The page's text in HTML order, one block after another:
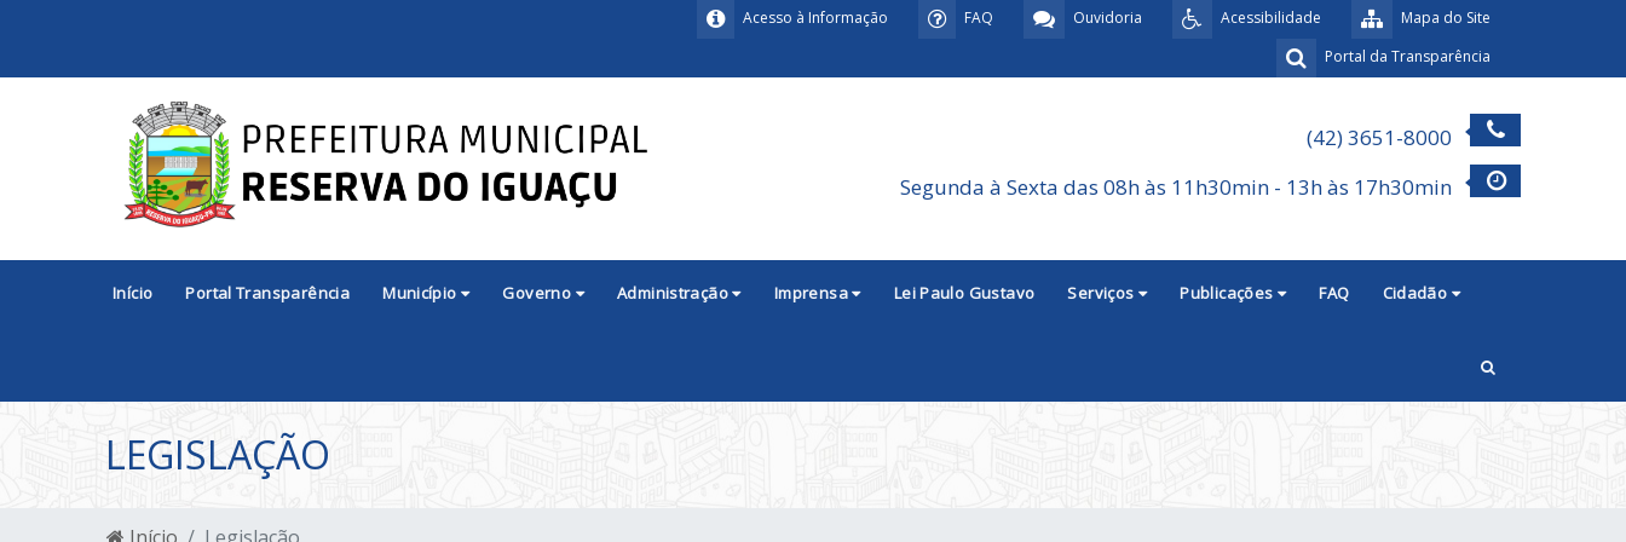
Mapa do Site
Acessibilidade
Ouvidoria
FAQ
Acesso à Informação
Portal da Transparência
(42) 3651-8000
Segunda à Sexta das 08h às 11h30min - 13h às 17h30min
Início Portal Transparência Município Governo Administração Imprensa Lei Paulo Gustavo Serviços Publicações FAQ Cidadão
LEGISLAÇÃO
Início Legislação